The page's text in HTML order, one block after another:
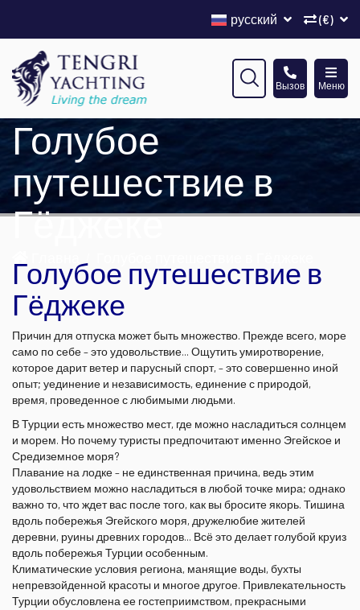
(€)
русский
Меню
Вызов
Голубое
путешествие в
Гёджеке
Голубое путешествие в
Гёджеке
Причин для отпуска может быть множество. Прежде всего, море
само по себе – это удовольствие... Ощутить умиротворение,
которое дарит ветер и парусный спорт, – это совершенно иной
опыт; уединение и независимость, единение с природой,
время, проведенное с любимыми людьми.
В Турции есть множество мест, где можно насладиться солнцем
и морем. Но почему туристы предпочитают именно Эгейское и
Средиземное моря?
Плавание на лодке – не единственная причина, ведь этим
удовольствием можно насладиться в любой точке мира; однако
важно то, что ждет вас после того, как вы бросите якорь. Тишина
вдоль побережья Эгейского моря, дружелюбие жителей
деревни, руины древних городов... Всё это делает голубой круиз
вдоль побережья Турции особенным.
Климатические условия региона, манящие воды, бухты
непревзойденной красоты и многое другое. Привлекательность
Турции обусловлена ​​ее гостеприимством, прекрасными